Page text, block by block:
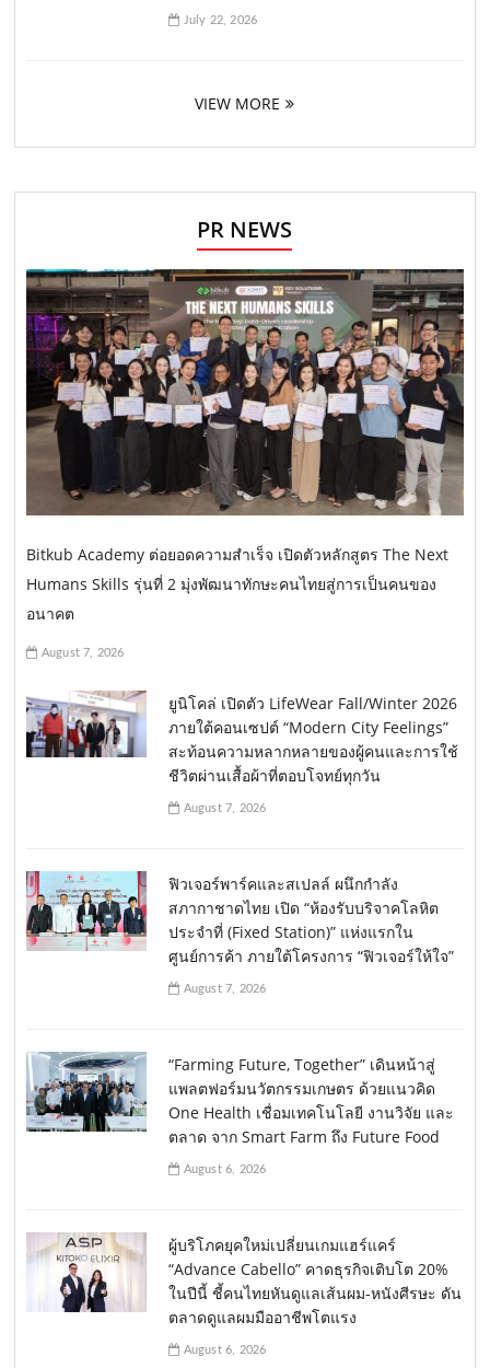
July 22, 2026
VIEW MORE
PR NEWS
Bitkub Academy ต่อยอดความสำเร็จ เปิดตัวหลักสูตร The Next
Humans Skills รุ่นที่ 2 มุ่งพัฒนาทักษะคนไทยสู่การเป็นคนของ
อนาคต
August 7, 2026
ยูนิโคล่ เปิดตัว LifeWear Fall/Winter 2026
ภายใต้คอนเซปต์ “Modern City Feelings”
สะท้อนความหลากหลายของผู้คนและการใช้
ชีวิตผ่านเสื้อผ้าที่ตอบโจทย์ทุกวัน
August 7, 2026
ฟิวเจอร์พาร์คและสเปลล์ ผนึกกำลัง
สภากาชาดไทย เปิด “ห้องรับบริจาคโลหิต
ประจำที่ (Fixed Station)” แห่งแรกใน
ศูนย์การค้า ภายใต้โครงการ “ฟิวเจอร์ให้ใจ”
August 7, 2026
“Farming Future, Together” เดินหน้าสู่
แพลตฟอร์มนวัตกรรมเกษตร ด้วยแนวคิด
One Health เชื่อมเทคโนโลยี งานวิจัย และ
ตลาด จาก Smart Farm ถึง Future Food
August 6, 2026
ผู้บริโภคยุคใหม่เปลี่ยนเกมแฮร์แคร์
“Advance Cabello” คาดธุรกิจเติบโต 20%
ในปีนี้ ชี้คนไทยหันดูแลเส้นผม-หนังศีรษะ ดัน
ตลาดดูแลผมมืออาชีพโตแรง
August 6, 2026